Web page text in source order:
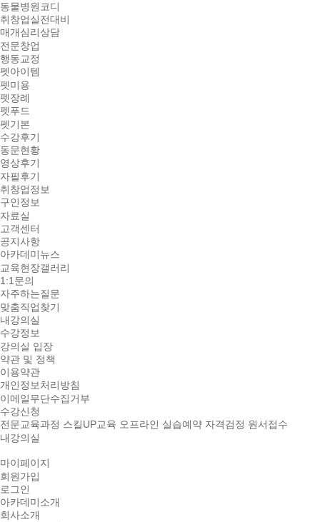
동물병원코디
취창업실전대비
매개심리상담
전문창업
행동교정
펫아이템
펫미용
펫장례
펫푸드
펫기본
수강후기
동문현황
영상후기
자필후기
취창업정보
구인정보
자료실
고객센터
공지사항
아카데미뉴스
교육현장갤러리
1:1문의
자주하는질문
맞춤직업찾기
내강의실
수강정보
강의실 입장
약관 및 정책
이용약관
개인정보처리방침
이메일무단수집거부
수강신청
전문교육과정 스킬UP교육 오프라인 실습예약 자격검정 원서접수
내강의실
마이페이지
회원가입
로그인
아카데미소개
회사소개